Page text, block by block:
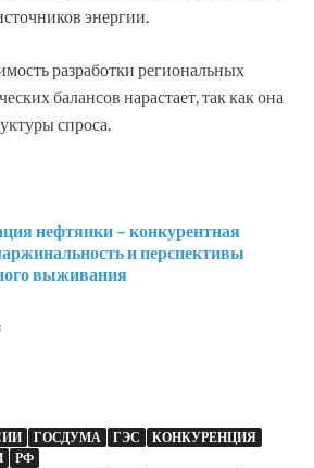
энергии.
разработки региональных
балансов нарастает, так как она
спроса.
нефтянки – конкурентная
и перспективы
выживания
ГОСДУМА ГЭС
КОНКУРЕНЦИЯ
РФ